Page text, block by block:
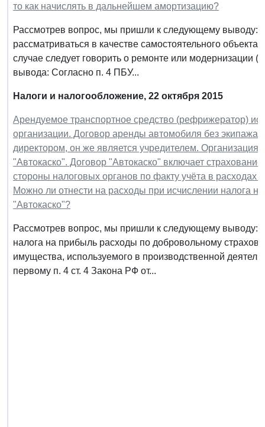
то как начислять в дальнейшем амортизацию?
Рассмотрев вопрос, мы пришли к следующему выводу:
рассматриваться в качестве самостоятельного
случае следует говорить о ремонте или модернизации
вывода: Согласно п. 4 ПБУ...
Налоги и налогообложение, 22 октября 2015
Арендуемое транспортное средство (рефрижератор)
организации. Договор аренды автомобиля без
директором, он же является учредителем. Организация
"Автокаско". Договор "Автокаско" включает
стороны налоговых органов по факту учёта в расходах
Можно ли отнести на расходы при исчислении налога
"Автокаско"?
Рассмотрев вопрос, мы пришли к следующему выводу:
налога на прибыль расходы по добровольному
имущества, используемого в производственной
первому п. 4 ст. 4 Закона РФ от...